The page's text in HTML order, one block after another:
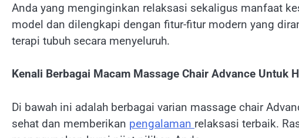
Anda yang menginginkan relaksasi sekaligus manfaat
model dan dilengkapi dengan fitur-fitur modern yang
terapi tubuh secara menyeluruh.
Kenali Berbagai Macam Massage Chair Advance Untuk
Di bawah ini adalah berbagai varian massage chair
sehat dan memberikan pengalaman relaksasi terbaik.